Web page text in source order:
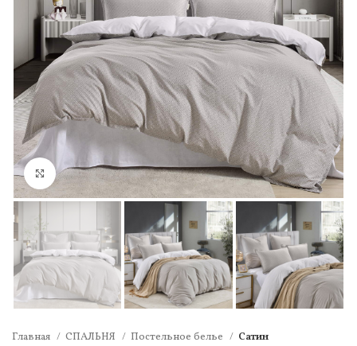
Нажмите, чтобы увеличить
Главная СПАЛЬНЯ Постельное белье Сатин